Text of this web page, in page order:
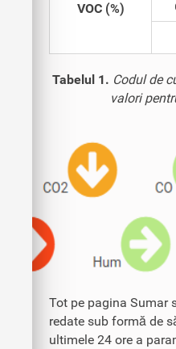
VOC (%)
Tabelul 1. Codul de
valori
Tot pe pagina Sumar
redate sub formă de
ultimele 24 ore a